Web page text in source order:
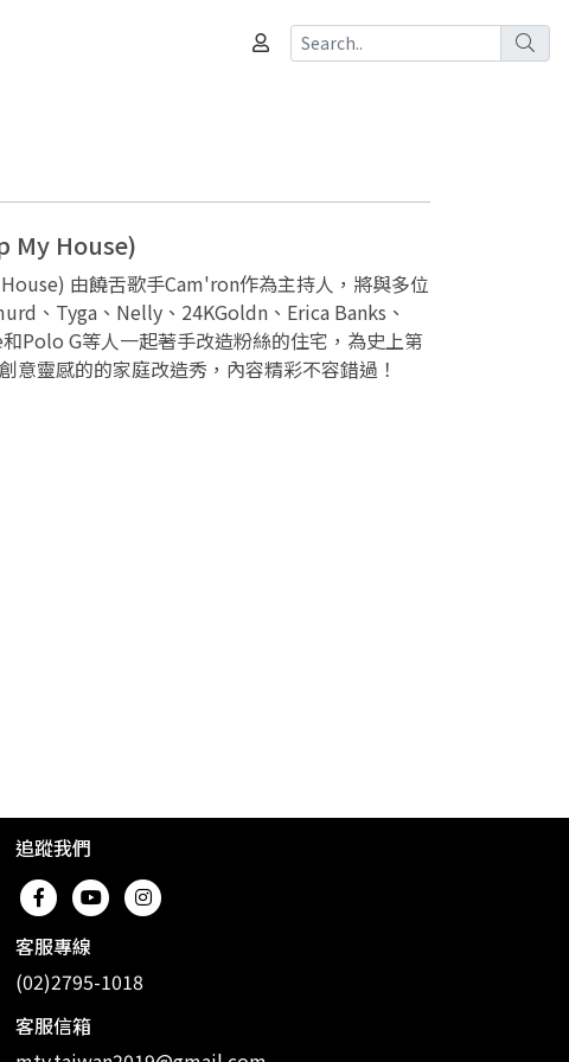
My House)
由饒舌歌手Cam'ron作為主持人，將與多位
、Tyga、Nelly、24KGoldn、Erica Banks、
Polo G等人一起著手改造粉絲的住宅，為史上第
意靈感的的家庭改造秀，內容精彩不容錯過！
追蹤我們
客服專線
(02)2795-1018
客服信箱